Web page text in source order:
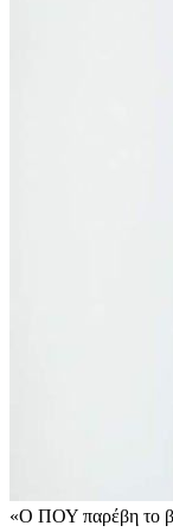
«Ο ΠΟΥ παρέβη το